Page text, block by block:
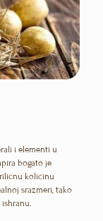
i elementi u
bogato je
količinu
srazmeri, tako